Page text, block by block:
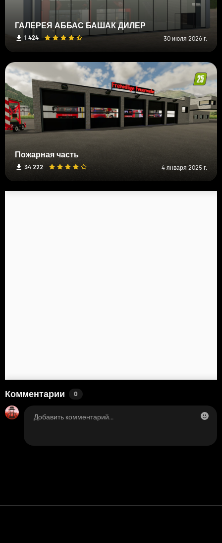
ГАЛЕРЕЯ АББАС БАШАК ДИЛЕР
1 424 30 июля 2026 г.
Пожарная часть
34 222 4 января 2025 г.
Комментарии 0